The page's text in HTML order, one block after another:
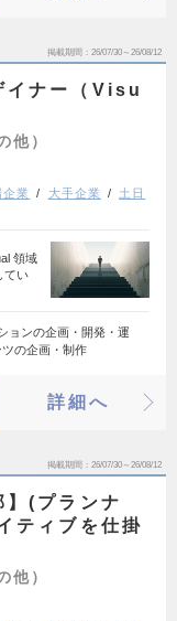
掲載期間 26/07/30～26/08/12
イナー（Visu
他）
企業 大手企業
土日
領域
てい
ョンの企画・開発・運
の企画・制作
詳細へ
掲載期間 26/07/30～26/08/12
】(プランナ
ティブを仕掛
他）